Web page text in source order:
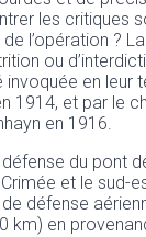
les critiques
l’opération ?
ou
en leur
1914, et par le
en 1916.
du pont
et le sud-
de défense
km) en